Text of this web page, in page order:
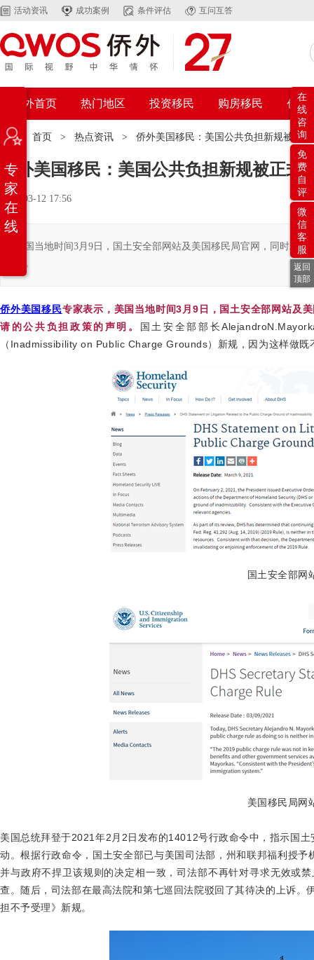
活动资讯 成功案例 条件评估 互问互答
侨外首页 热门地区 投资移民 购房移民 创业
位置： 首页 > 热点资讯 > 侨外美国移民：美国公共负担新规被正
侨外美国移民：美国公共负担新规被正式
2021-03-12 17:56
美国当地时间3月9日，国土安全部网站及美国移民局官网，同时发
明。
侨外美国移民专家表示，美国当地时间3月9日，国土安全部网站及
请的公共负担政策的声明。
国土安全部部长
（Inadmissibility on Public Charge Grounds）新规，因为这样做
国土安全部网
美国移民局网
美国总统拜登于2021年2月2日发布的14012号行政命令中，指示国
动。根据行政命令，国土安全部已与美国司法部，州和联邦福利授
并与政府不捍卫该规则的决定相一致，司法部不再针对寻求无效或
查。随后，司法部在最高法院和第七巡回法院驳回了其待决的上诉
担不予受理》新规。
专
家
在
线
在
线
咨
询
免
费
自
评
微
信
客
服
返回
顶部